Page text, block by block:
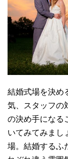
結婚式場を決め
気、スタッフの
の決め手になる
いてみてみまし
場。結婚するふ